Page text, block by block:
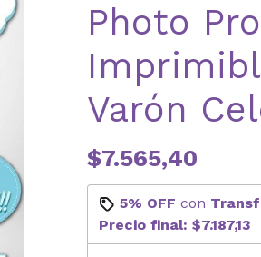
Photo
Varón
$7.565,40
5% OFF con
Precio final: $7.187,13